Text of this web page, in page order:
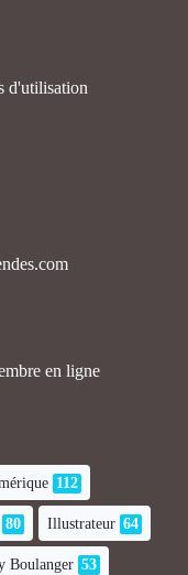
d'utilisation
en ligne
112
80 Illustrateur 64
Boulanger 53